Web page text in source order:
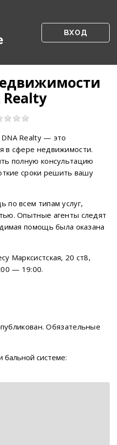
ВХОД
Realty
Realty — это
в сфере недвижимости.
полную консультацию
сроки решить вашу
по всем типам услуг,
Опытные агенты следят
помощь была оказана
Марксистская, 20 ст8,
— 19:00.
Обязательные
системе: